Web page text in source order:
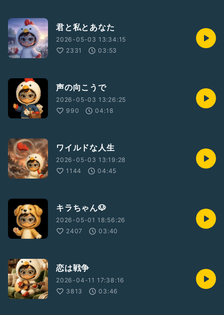
君と私とあなた
2026-05-03 13:34:15
2331
03:53
声の向こうで
2026-05-03 13:26:25
990
04:18
ワイルドな人生
2026-05-03 13:19:28
1144
04:45
キラちゃん🐶
2026-05-01 18:56:26
2407
03:40
恋は戦争
2026-04-11 17:38:16
3813
03:46